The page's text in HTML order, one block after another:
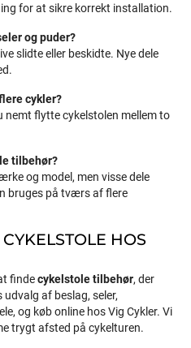
for at sikre korrekt installation.
og puder?
slidte eller beskidte. Nye dele
cykler?
nemt flytte cykelstolen mellem to
tilbehør?
og model, men visse dele
bruges på tværs af flere
HOS
findecykelstole tilbehør, der
af beslag, seler,
og køb online hos Vig Cykler. Vi
trygt afsted på cykelturen.